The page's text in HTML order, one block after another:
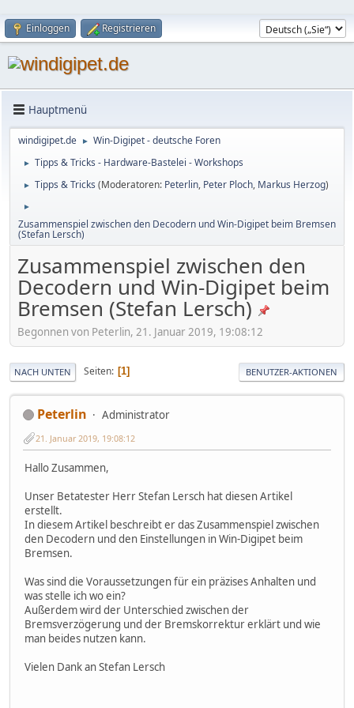
Einloggen Registrieren
Hauptmenü
windigipet.de ► Win-Digipet - deutsche Foren
► Tipps & Tricks - Hardware-Bastelei - Workshops
► Tipps & Tricks (Moderatoren: Peterlin, Peter Ploch, Markus Herzog)
►
Zusammenspiel zwischen den Decodern und Win-Digipet beim Bremsen
(Stefan Lersch)
Zusammenspiel zwischen den
Decodern und Win-Digipet beim
Bremsen (Stefan Lersch)
Begonnen von Peterlin, 21. Januar 2019, 19:08:12
NACH UNTEN Seiten 1 BENUTZER-AKTIONEN
Peterlin Administrator
21. Januar 2019, 19:08:12
Hallo Zusammen,
Unser Betatester Herr Stefan Lersch hat diesen Artikel
erstellt.
In diesem Artikel beschreibt er das Zusammenspiel zwischen
den Decodern und den Einstellungen in Win-Digipet beim
Bremsen.
Was sind die Voraussetzungen für ein präzises Anhalten und
was stelle ich wo ein?
Außerdem wird der Unterschied zwischen der
Bremsverzögerung und der Bremskorrektur erklärt und wie
man beides nutzen kann.
Vielen Dank an Stefan Lersch